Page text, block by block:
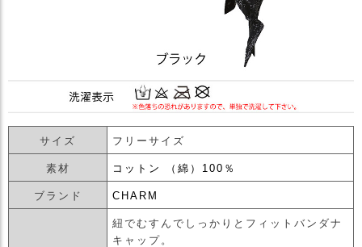
サイズ フリーサイズ
素材 コットン （綿）100％
ブランド CHARM
紐でむすんでしっかりとフィットバンダナ
キャップ。